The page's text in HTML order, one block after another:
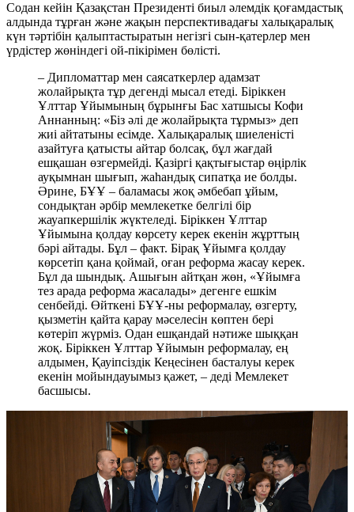
Содан кейін Қазақстан Президенті биыл әлемдік қоғамдастық
алдында тұрған және жақын перспективадағы халықаралық
күн тәртібін қалыптастыратын негізгі сын-қатерлер мен
үрдістер жөніндегі ой-пікірімен бөлісті.
– Дипломаттар мен саясаткерлер адамзат
жолайрықта тұр дегенді мысал етеді. Біріккен
Ұлттар Ұйымының бұрынғы Бас хатшысы Кофи
Аннанның: «Біз әлі де жолайрықта тұрмыз» деп
жиі айтатыны есімде. Халықаралық шиеленісті
азайтуға қатысты айтар болсақ, бұл жағдай
ешқашан өзгермейді. Қазіргі қақтығыстар өңірлік
ауқымнан шығып, жаһандық сипатқа ие болды.
Әрине, БҰҰ – баламасы жоқ әмбебап ұйым,
сондықтан әрбір мемлекетке белгілі бір
жауапкершілік жүктеледі. Біріккен Ұлттар
Ұйымына қолдау көрсету керек екенін жұрттың
бәрі айтады. Бұл – факт. Бірақ Ұйымға қолдау
көрсетіп қана қоймай, оған реформа жасау керек.
Бұл да шындық. Ашығын айтқан жөн, «Ұйымға
тез арада реформа жасалады» дегенге ешкім
сенбейді. Өйткені БҰҰ-ны реформалау, өзгерту,
қызметін қайта қарау мәселесін көптен бері
көтеріп жүрміз. Одан ешқандай нәтиже шыққан
жоқ. Біріккен Ұлттар Ұйымын реформалау, ең
алдымен, Қауіпсіздік Кеңесінен басталуы керек
екенін мойындауымыз қажет, – деді Мемлекет
басшысы.